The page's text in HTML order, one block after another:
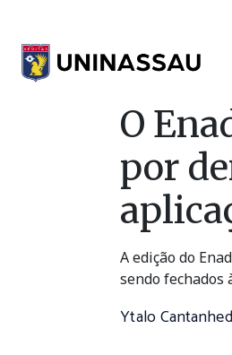
O
por
A edição do
sendo fechados
Ytalo